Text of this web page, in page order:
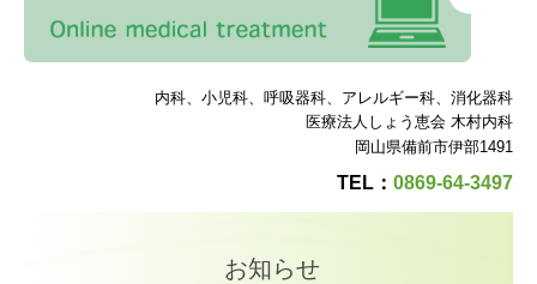
健康サポート
内科、小児科、呼吸器科、アレルギー科、消化器科
医療法人しょう恵会 木村内科
岡山県備前市伊部1491
TEL： 0869-64-3497
お知らせ